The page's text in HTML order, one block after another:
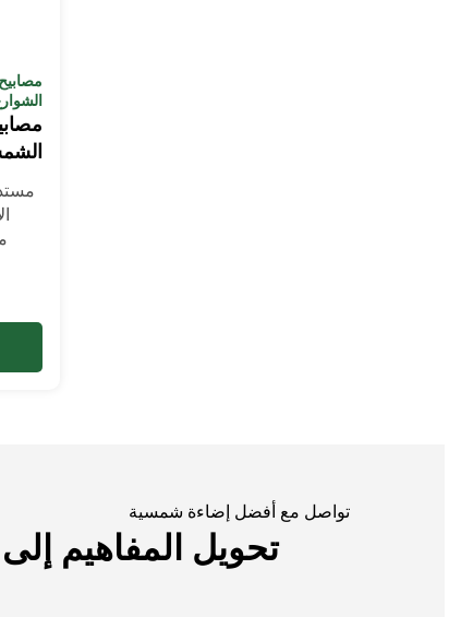
تواصل مع أفضل إضاءة شمسية
تحويل المفاهيم